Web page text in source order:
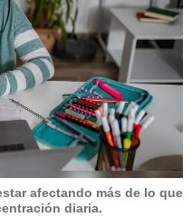
afectando más de lo que
diaria.